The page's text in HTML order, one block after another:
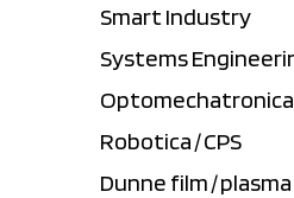
Smart Industry
Systems
Optomechatronica
Robotica / CPS
Dunne film / plasma